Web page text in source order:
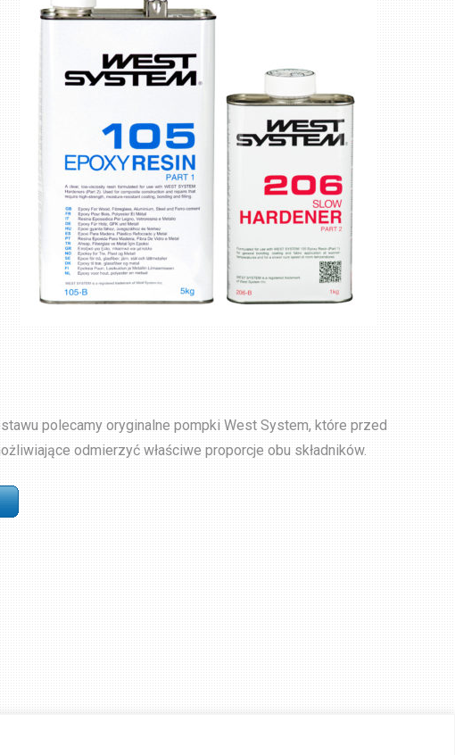
polecamy oryginalne pompki West System, które przed
odmierzyć właściwe proporcje obu składników.